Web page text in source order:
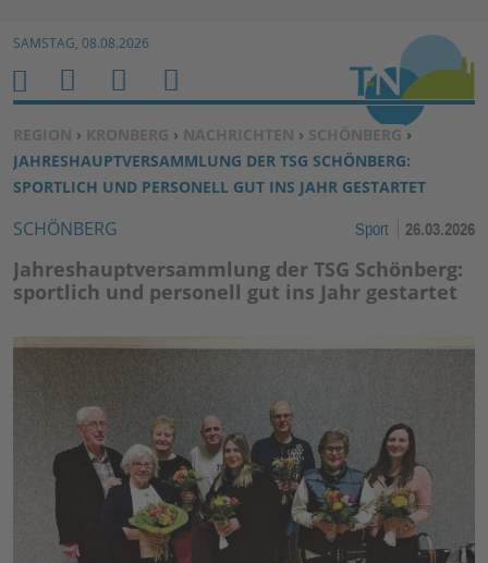
Zum Inhalt springen ↓
SAMSTAG, 08.08.2026
SIE BEFINDEN SICH HIER:
REGION › KRONBERG › NACHRICHTEN › SCHÖNBERG ›
JAHRESHAUPTVERSAMMLUNG DER TSG SCHÖNBERG:
SPORTLICH UND PERSONELL GUT INS JAHR GESTARTET
SCHÖNBERG Sport 26.03.2026
Jahreshauptversammlung der TSG Schönberg:
sportlich und personell gut ins Jahr gestartet
H
O
M
E
M
E
N
U
S
U
C
H
E
N
B
E
N
U
E
R
U
K
TI
O
N
E
N